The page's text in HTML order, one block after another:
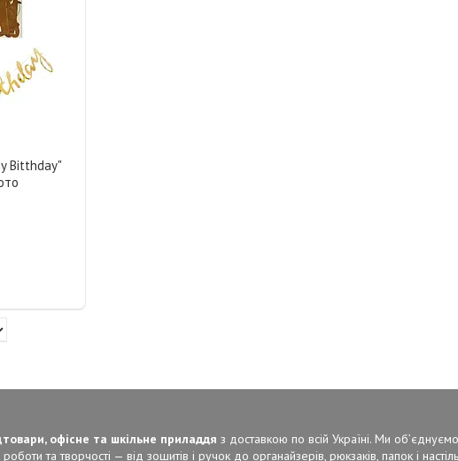
Bitthday"
офісне та шкільне приладдя з доставкою по всій Україні. Ми
та творчості — від зошитів і ручок до органайзерів, рюкзаків, папок і